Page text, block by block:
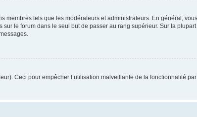
membres tels que les modérateurs et administrateurs. En général,
le forum dans le seul but de passer au rang supérieur. Sur la
Ceci pour empêcher l’utilisation malveillante de la fonctionnalité